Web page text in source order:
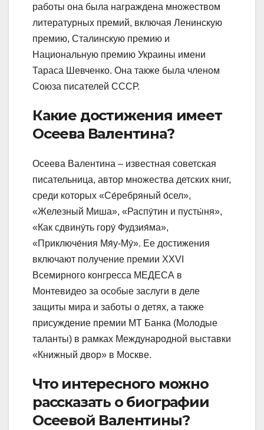
работы она была награждена множеством
литературных премий, включая Ленинскую
премию, Сталинскую премию и
Национальную премию Украины имени
Тараса Шевченко. Она также была членом
Союза писателей СССР.
Какие достижения имеет
Осеева Валентина?
Осеева Валентина – известная советская
писательница, автор множества детских книг,
среди которых «Се́ребряный о́сел»,
«Железный Миша», «Распу́тин и пусты́ня»,
«Как сдвину́ть гору́ Фудзия́ма»,
«Приключе́ния Мя́у-Му́». Ее достижения
включают получение премии ХХVI
Всемирного конгресса МЕДЕСА в
Монтевидео за особые заслуги в деле
защиты мира и заботы о детях, а также
присуждение премии МТ Банка (Молодые
таланты) в рамках Международной выставки
«Книжный двор» в Москве.
Что интересного можно
рассказать о биографии
Осеевой Валентины?